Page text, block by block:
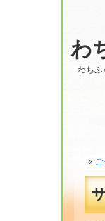
わ
わちふ
«